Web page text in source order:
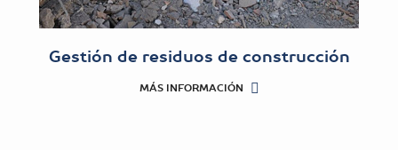
Gestión de residuos de construcción
MÁS INFORMACIÓN